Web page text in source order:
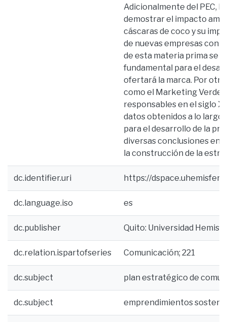
Adicionalmente del PEC,
demostrar el impacto
cáscaras de coco y su
de nuevas empresas con
de esta materia prima se
fundamental para el
ofertará la marca. Por
como el Marketing Verde
responsables en el siglo
datos obtenidos a lo largo
para el desarrollo de la
diversas conclusiones en
la construcción de la
dc.identifier.uri https://
dc.language.iso es
dc.publisher Quito: Universidad
dc.relation.ispartofseries Comunicación; 221
dc.subject plan estratégico de
dc.subject emprendimientos